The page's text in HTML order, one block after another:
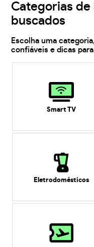
Categorias
buscados
Escolha uma
confiáveis e dicas
Smart TV
Eletrodomésticos